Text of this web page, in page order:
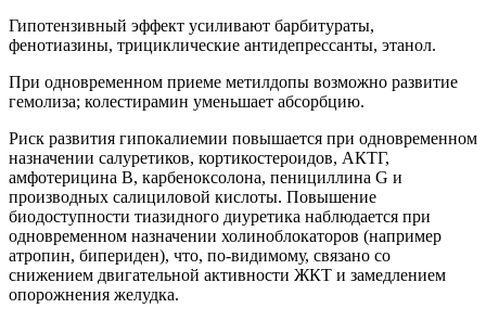
Гипотензивный эффект усиливают барбитураты,
фенотиазины, трициклические антидепрессанты, этанол.
При одновременном приеме метилдопы возможно развитие
гемолиза; колестирамин уменьшает абсорбцию.
Риск развития гипокалиемии повышается при одновременном
назначении салуретиков, кортикостероидов, АКТГ,
амфотерицина В, карбеноксолона, пенициллина G и
производных салициловой кислоты. Повышение
биодоступности тиазидного диуретика наблюдается при
одновременном назначении холиноблокаторов (например
атропин, бипериден), что, по-видимому, связано со
снижением двигательной активности ЖКТ и замедлением
опорожнения желудка.